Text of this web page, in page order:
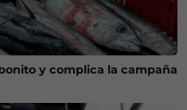
y complica la campaña